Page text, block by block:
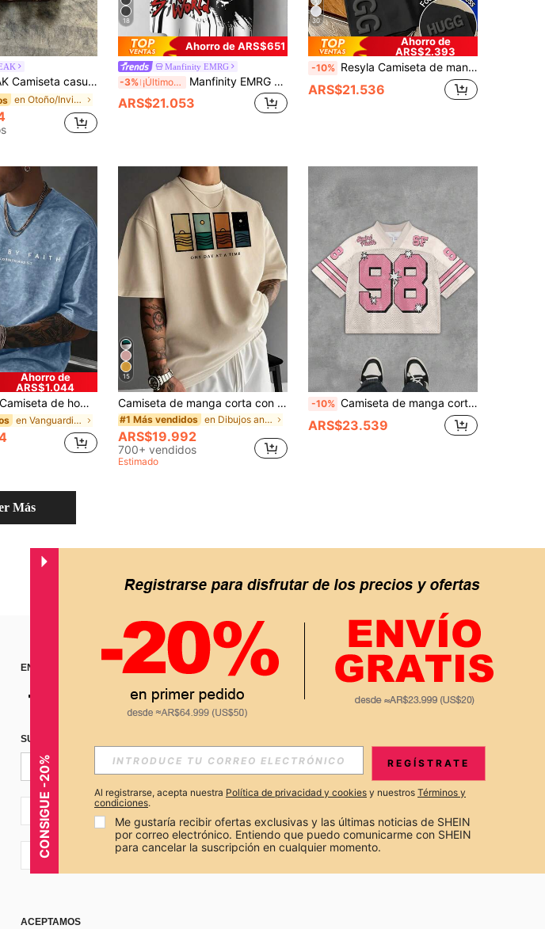
manga corta holgada de punto con parches para hombres
en Otoño/Invierno Camisetas de hombre
18
Ahorro de ARS$651
Manfinity EMRG
-3% ¡Últimos 3 días Manfinity EMRG Camiseta de manga corta con estampado de letras de retrato callejero para hombres, camiseta de manga corta con gráfico de hombre enmascarado estilo hip-hop, verano, lista para usar en la calle
ARS$21.053
30
Ahorro de
ARS$2.393
-10% Resyla Camiseta de manga corta con cuello redondo negro, estampado de letras en espuma, estilo casual de moda para hombre, estilo de verano
ARS$21.536
Ahorro de
ARS$1.044
Camiseta de hombre con estampado retro, versátil y estampada, de tela de punto transpirable, adecuada para uso diario
en Vanguardia - Casual de calle Camisetas de hombr
15
Camiseta de manga corta con estampado minimalista para hombres | Liderando la moda, ropa de calle
#1 Más vendidos en Dibujos animados Camisetas de hombre
ARS$19.992
700+ vendidos
Estimado
-10% Camiseta de manga corta informal de verano para hombres con estampado numérico
ARS$23.539
Más
ENCUÉNTRANOS EN APP
SUSCRÍBETE PARA RECIBIR OFERTAS EXCLUSIVAS, PROMOCIONES Y NOTICIAS DE SHEIN
Suscribir
AR + 54
AR + 54
ACEPTAMOS
CONSIGUE -20% REGÍSTRATE
Al registrarse, acepta nuestra Política de privacidad y cookies y nuestros Términos y
condiciones.
Me gustaría recibir ofertas exclusivas y las últimas noticias de SHEIN
por correo electrónico. Entiendo que puedo comunicarme con SHEIN
para cancelar la suscripción en cualquier momento.